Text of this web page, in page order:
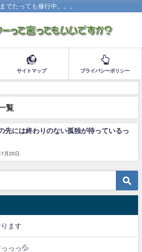
でたっても修行中。。。
サイトマップ プライバシーポリシー
覧
先には終わりのない孤独が待っているっ
月20日
ます
っっ💦